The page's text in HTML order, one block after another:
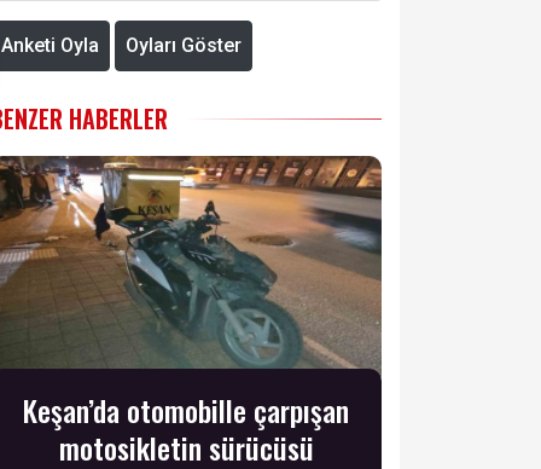
Anketi Oyla Oyları Göster
HABERLER
Keşan’da otomobille çarpışan
motosikletin sürücüsü